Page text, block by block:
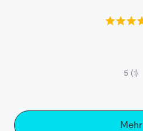
5 (1)
Mehr